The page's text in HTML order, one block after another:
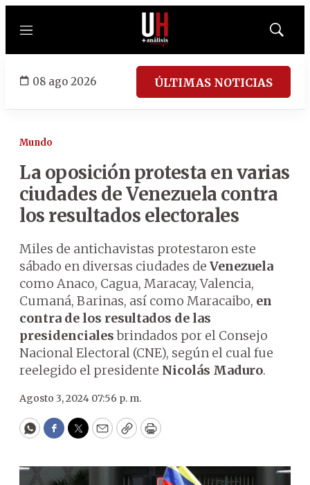
Menú
Mostrar
08 ago 2026 ÚLTIMAS NOTICIAS
Mundo
La oposición protesta en varias
ciudades de Venezuela contra
los resultados electorales
Miles de antichavistas protestaron este
sábado en diversas ciudades de Venezuela
como Anaco, Cagua, Maracay, Valencia,
Cumaná, Barinas, así como Maracaibo, en
contra de los resultados de las
presidencialesbrindados por el Consejo
Nacional Electoral (CNE), según el cual fue
reelegido el presidente Nicolás Maduro.
Agosto 3, 2024 07:56 p. m.
WhatsApp
Facebook
Twitter
EmailCopyPrint